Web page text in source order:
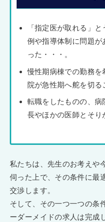
「指定医が取れる」
例や指導体制に問題
った・・・。
慢性期病棟での勤務を
院が急性期へ舵を切る
転職をしたものの、
長やほかの医師とそり
私たちは、先生のお考えや
伺った上で、その条件に最
交渉します。
そして、その一つ一つの条
ーダーメイドの求人は完成